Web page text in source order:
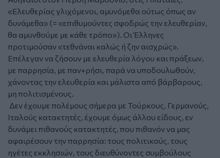
«Ελευθερίας γλιχόμενοι, αμυνόμεθα ούτως όπως αν
δυνάμεθα» (= «επιθυμούντες σφοδρώς την ελευθερίαν,
θα αμυνθούμε με κάθε τρόπο»). Οι Έλληνες
προτιμούσαν «τεθνάναι καλώς ή ζην αισχρώς».
Επέλεγαν να ζήσουν με ελευθερία λόγου και πράξεων,
με παρρησία, με παν+ρήσι, παρά να υποδουλωθούν,
χάνοντας την ελευθερία και μάλιστα από βάρβαρους,
μη πολιτισμένους.
Δεν έχουμε πολέμους σήμερα με Τούρκους, Γερμανούς,
Ιταλούς κατακτητές, έχουμε όμως άλλου είδους, εν
δυνάμει πιθανούς κατακτητές, που πιθανόν να μας
αφαιρέσουν την παρρησία: τους πολιτικούς, τους
ηγέτες εκκλησιών, τους διευθύνοντες συμβούλους